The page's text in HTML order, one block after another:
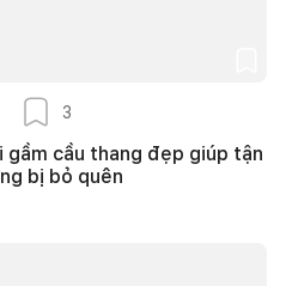
3
cầu thang đẹp giúp tận
bị bỏ quên